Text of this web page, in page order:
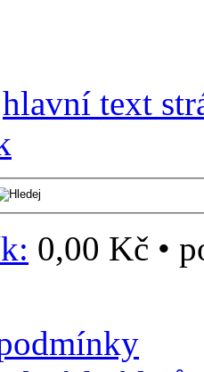
hlavní text
0,00 Kč •